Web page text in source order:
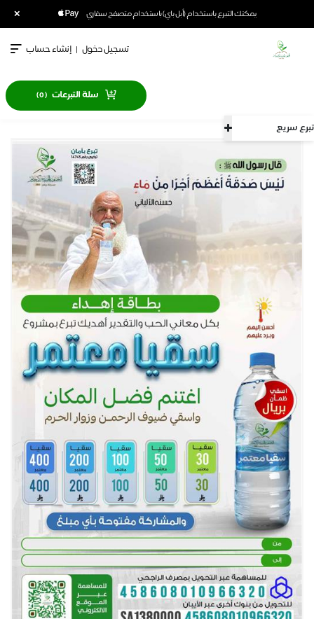
يمكنك التبرع باستخدام (أبل باي) باستخدام متصفح سفاري ×
تبرع سريع
تسجيل دخول | إنشاء حساب
سلة التبرعات (
0
)